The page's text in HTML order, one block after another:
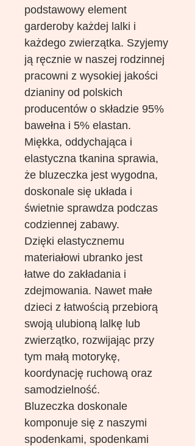
podstawowy element
garderoby każdej lalki i
każdego zwierzątka. Szyjemy
ją ręcznie w naszej rodzinnej
pracowni z wysokiej jakości
dzianiny od polskich
producentów o składzie 95%
bawełna i 5% elastan.
Miękka, oddychająca i
elastyczna tkanina sprawia,
że bluzeczka jest wygodna,
doskonale się układa i
świetnie sprawdza podczas
codziennej zabawy.
Dzięki elastycznemu
materiałowi ubranko jest
łatwe do zakładania i
zdejmowania. Nawet małe
dzieci z łatwością przebiorą
swoją ulubioną lalkę lub
zwierzątko, rozwijając przy
tym małą motorykę,
koordynację ruchową oraz
samodzielność.
Bluzeczka doskonale
komponuje się z naszymi
spodenkami, spodenkami